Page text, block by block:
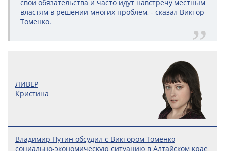
свои обязательства и часто идут навстречу местным
властям в решении многих проблем, - сказал Виктор
Томенко.
ЛИВЕР
Кристина
Владимир Путин обсудил с Виктором Томенко
социально-экономическую ситуацию в Алтайском крае